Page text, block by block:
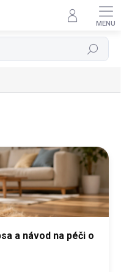
Hledat
a návod na péči o